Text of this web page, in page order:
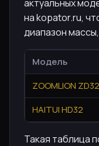
актуальных
на kopator.ru,
диапазон
Модель
ZOOMLION
HAITUI HD32
Такая таблица